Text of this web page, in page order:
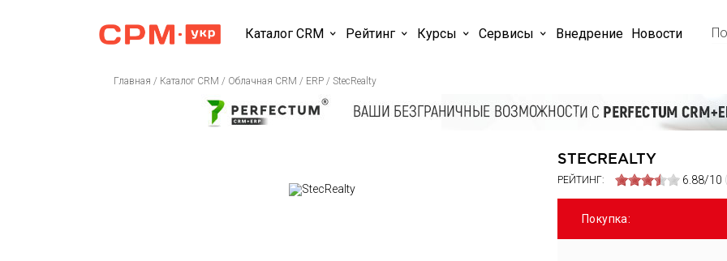
Каталог CRM Рейтинг Курсы Cервисы Внедрение Новости
Главная / Каталог CRM / Облачная CRM / ERP / StecRealty
STECREALTY
РЕЙТИНГ: 6.88/10
Покупка: